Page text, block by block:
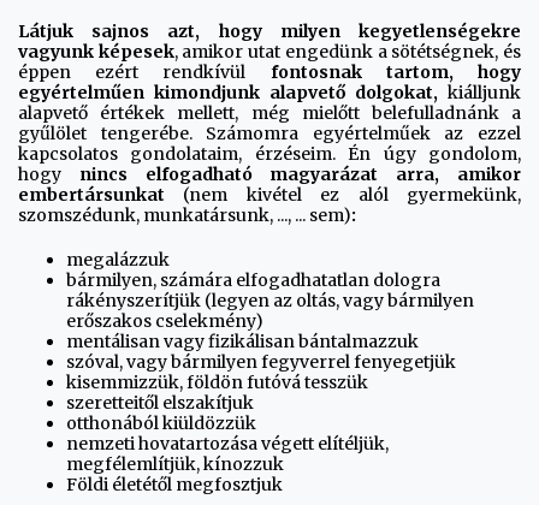
Látjuk sajnos azt, hogy milyen kegyetlenségekre
vagyunk képesek, amikor utat engedünk a sötétségnek, és
éppen ezért rendkívül fontosnak tartom, hogy
egyértelműen kimondjunk alapvető dolgokat, kiálljunk
alapvető értékek mellett, még mielőtt belefulladnánk a
gyűlölet tengerébe. Számomra egyértelműek az ezzel
kapcsolatos gondolataim, érzéseim. Én úgy gondolom,
hogy nincs elfogadható magyarázat arra, amikor
embertársunkat (nem kivétel ez alól gyermekünk,
szomszédunk, munkatársunk, ..., ... sem):
megalázzuk
bármilyen, számára elfogadhatatlan dologra
rákényszerítjük (legyen az oltás, vagy bármilyen
erőszakos cselekmény)
mentálisan vagy fizikálisan bántalmazzuk
szóval, vagy bármilyen fegyverrel fenyegetjük
kisemmizzük, földön futóvá tesszük
szeretteitől elszakítjuk
otthonából kiüldözzük
nemzeti hovatartozása végett elítéljük,
megfélemlítjük, kínozzuk
Földi életétől megfosztjuk